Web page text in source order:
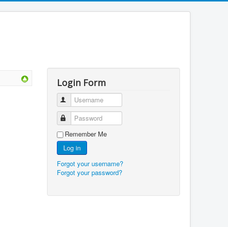
Login Form
Username
Password
Remember Me
Log in
Forgot your username?
Forgot your password?